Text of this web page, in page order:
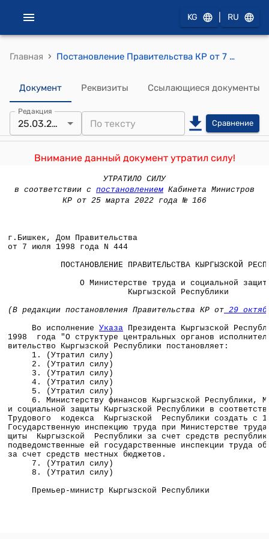
KG RU
Главная › Постановление Правительства КР от 7 июля 1998 года №444 "О Министерстве труда и социальной защиты Кыргызской Республики"
Документ Реквизиты Ссылающиеся документы
Редакция
25.03.2022 Сравнение
Внимание данный документ утратил силу!